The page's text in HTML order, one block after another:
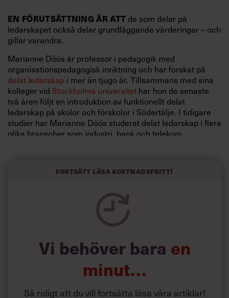
EN FÖRUTSÄTTNING ÄR ATT de som delar på
ledarskapet också delar grundläggande värderingar – och
gillar varandra.
Marianne Döös är professor i pedagogik med
organisationspedagogisk inriktning och har forskat på
delat ledarskap i mer än tjugo år. Tillsammans med sina
kolleger vid Stockholms universitet har hon de senaste
två åren följt en introduktion av funktionellt delat
ledarskap på skolor och förskolor i Södertälje. ­I tidigare
studier har Marianne Döös studerat delat ledarskap i flera
olika branscher som industri, bank och telekom.
fort det finns en alternativ modell avkrävs den så mycket,
men titta på ensamma chefer – hur mycket problem har vi
inte med dåligt chefskap?”
Fortsätt läsa kostnadsfritt!
Vi behöver bara en
minut…
Så roligt att du vill fortsätta läsa våra artiklar!